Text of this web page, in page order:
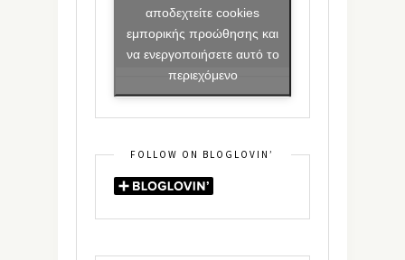
αποδεχτείτε cookies
εμπορικής προώθησης και
να ενεργοποιήσετε αυτό το
περιεχόμενο
FOLLOW ON BLOGLOVIN’